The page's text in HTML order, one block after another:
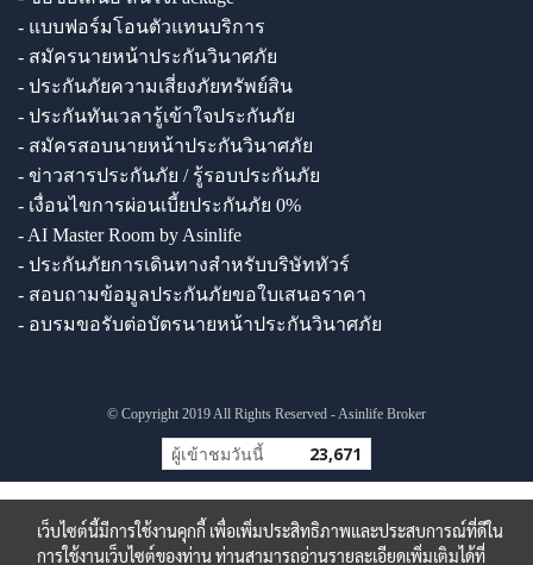
- แบบฟอร์มโอนตัวแทนบริการ
- สมัครนายหน้าประกันวินาศภัย
- ประกันภัยความเสี่ยงภัยทรัพย์สิน
- ประกันทันเวลารู้เข้าใจประกันภัย
- สมัครสอบนายหน้าประกันวินาศภัย
- ข่าวสารประกันภัย / รู้รอบประกันภัย
- เงื่อนไขการผ่อนเบี้ยประกันภัย 0%
- AI Master Room by Asinlife
- ประกันภัยการเดินทางสำหรับบริษัททัวร์
- สอบถามข้อมูลประกันภัยขอใบเสนอราคา
- อบรมขอรับต่อบัตรนายหน้าประกันวินาศภัย
© Copyright 2019 All Rights Reserved - Asinlife Broker
ผู้เข้าชมวันนี้ 23,671
เว็บไซต์นี้มีการใช้งานคุกกี้ เพื่อเพิ่มประสิทธิภาพและประสบการณ์ที่ดีใน
การใช้งานเว็บไซต์ของท่าน ท่านสามารถอ่านรายละเอียดเพิ่มเติมได้ที่